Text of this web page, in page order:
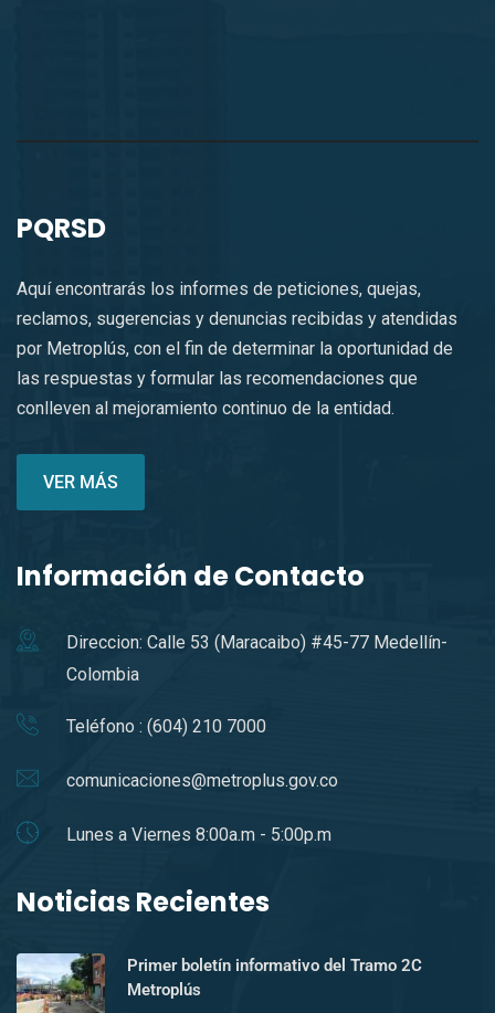
PQRSD
Aquí encontrarás los informes de peticiones, quejas,
reclamos, sugerencias y denuncias recibidas y atendidas
por Metroplús, con el fin de determinar la oportunidad de
las respuestas y formular las recomendaciones que
conlleven al mejoramiento continuo de la entidad.
VER MÁS
Información de Contacto
Direccion: Calle 53 (Maracaibo) #45-77 Medellín-
Colombia
Teléfono : (604) 210 7000
comunicaciones@metroplus.gov.co
Lunes a Viernes 8:00a.m - 5:00p.m
Noticias Recientes
Primer boletín informativo del Tramo 2C
Metroplús